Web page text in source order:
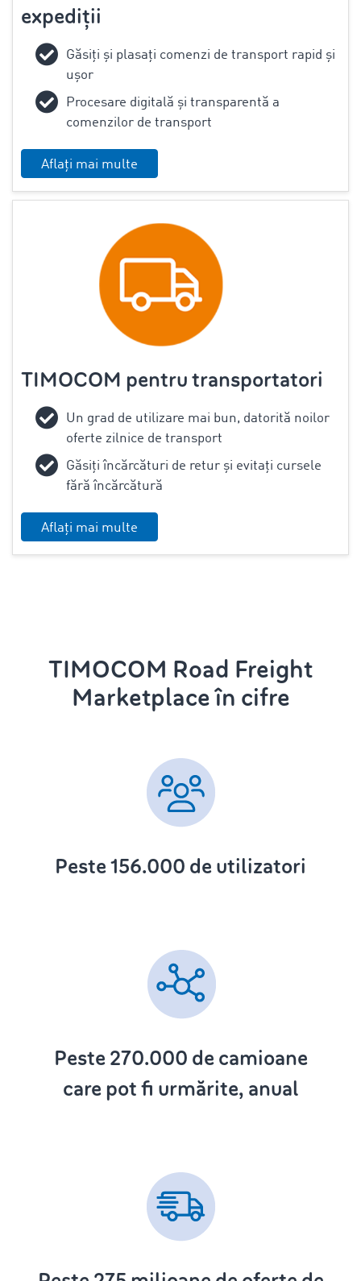
expediții
Găsiți și plasați comenzi de transport rapid și
ușor
Procesare digitală și transparentă a
comenzilor de transport
Aflați mai multe
TIMOCOM pentru transportatori
Un grad de utilizare mai bun, datorită noilor
oferte zilnice de transport
Găsiți încărcături de retur și evitați cursele
fără încărcătură
Aflați mai multe
TIMOCOM Road Freight
Marketplace în cifre
Peste 156.000 de utilizatori
Peste 270.000 de camioane
care pot fi urmărite, anual